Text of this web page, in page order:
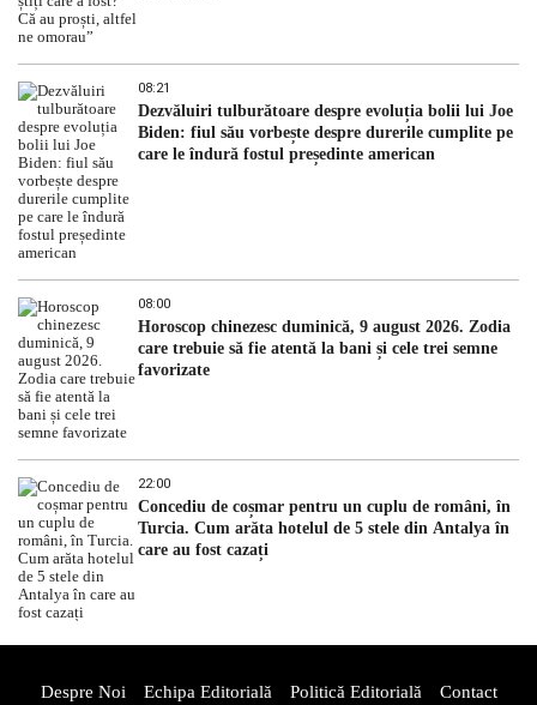
08:21
Dezvăluiri tulburătoare despre evoluția bolii lui Joe
Biden: fiul său vorbește despre durerile cumplite pe
care le îndură fostul președinte american
08:00
Horoscop chinezesc duminică, 9 august 2026. Zodia
care trebuie să fie atentă la bani și cele trei semne
favorizate
22:00
Concediu de coșmar pentru un cuplu de români, în
Turcia. Cum arăta hotelul de 5 stele din Antalya în
care au fost cazați
Despre Noi Echipa Editorială Politică Editorială
Contact